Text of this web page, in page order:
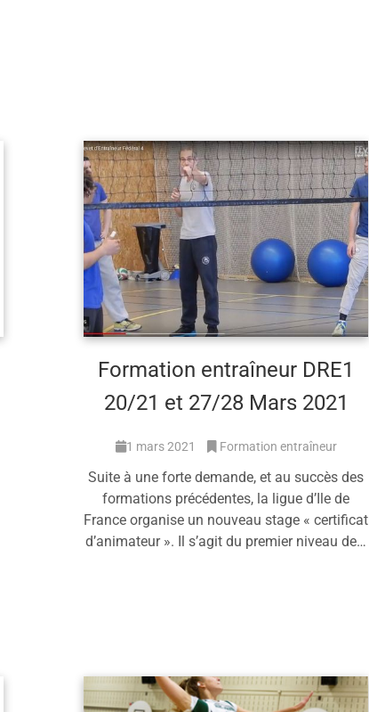
Formation entraîneur DRE1
20/21 et 27/28 Mars 2021
1 mars 2021 Formation entraîneur
Suite à une forte demande, et au succès des
formations précédentes, la ligue d’Ile de
France organise un nouveau stage « certificat
d’animateur ». Il s’agit du premier niveau de…